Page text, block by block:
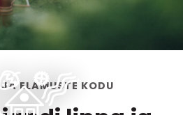
ELAMUSTE KODU